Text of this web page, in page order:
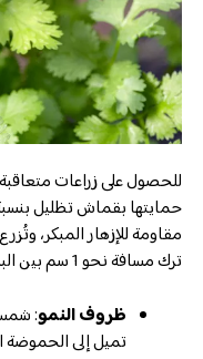
للحصول على زراعات
ترك مسافة نحو 1 سم بين البذور، و30 إلى 45 سم بين الصفوف.
ظروف النمو: شمس
تميل إلى الحموضة